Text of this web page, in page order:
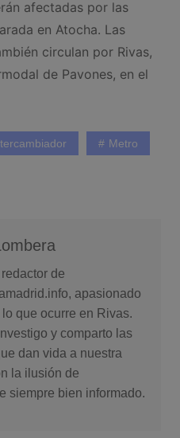
afectadas por las
en Atocha. Las
circulan por Rivas,
de Pavones, en el
Metro
de
apasionado
que ocurre en Rivas.
y comparto las
dan vida a nuestra
la ilusión de
siempre bien informado.